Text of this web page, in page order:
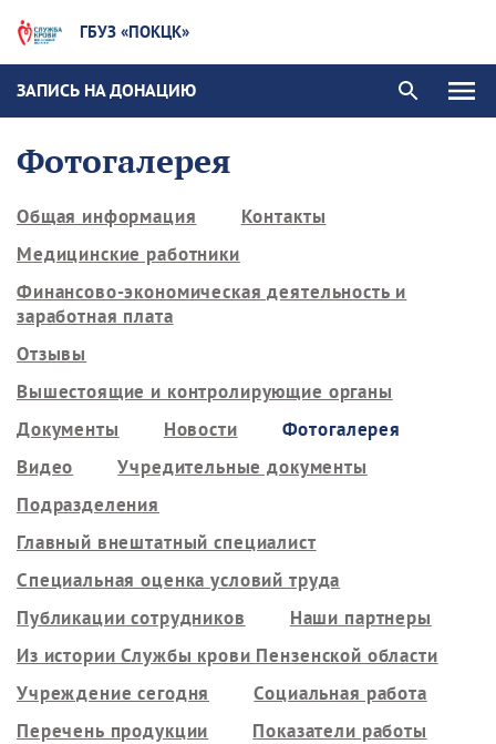
ГБУЗ «ПОКЦК»
ЗАПИСЬ НА ДОНАЦИЮ
Фотогалерея
Общая информация
Контакты
Медицинские работники
Финансово-экономическая деятельность и
заработная плата
Отзывы
Вышестоящие и контролирующие органы
Документы
Новости
Фотогалерея
Видео
Учредительные документы
Подразделения
Главный внештатный специалист
Специальная оценка условий труда
Публикации сотрудников
Наши партнеры
Из истории Службы крови Пензенской области
Учреждение сегодня
Социальная работа
Перечень продукции
Показатели работы